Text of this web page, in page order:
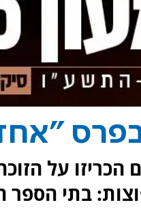
בפרס
על
בתי הספר